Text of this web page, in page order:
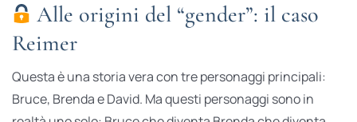
Alle origini del “gender”: il caso
Reimer
Questa è una storia vera con tre personaggi principali:
Bruce, Brenda e David. Ma questi personaggi sono in